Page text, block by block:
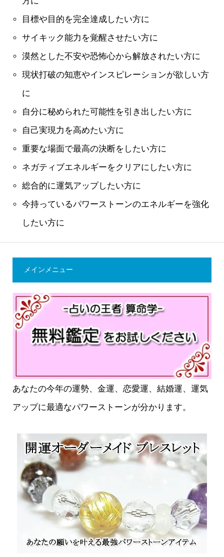
目標や目的を完全達成したい方に
サイキック能力を覚醒させたい方に
漠然とした不安や恐怖心から解放されたい方に
現状打破の知恵やインスピレーションが欲しい方
に
自分に秘められた可能性を引き出したい方に
自己実現力を高めたい方に
重要な場面で最高の決断をしたい方に
ネガティブエネルギーをクリアにしたい方に
総合的に運気アップしたい方に
今持っているパワーストーンのエネルギーを強化
したい方に
メインメニュー
あなたの今年の運勢、金運、恋愛運、結婚運、運気
アップに最適なパワーストーンが分かります。